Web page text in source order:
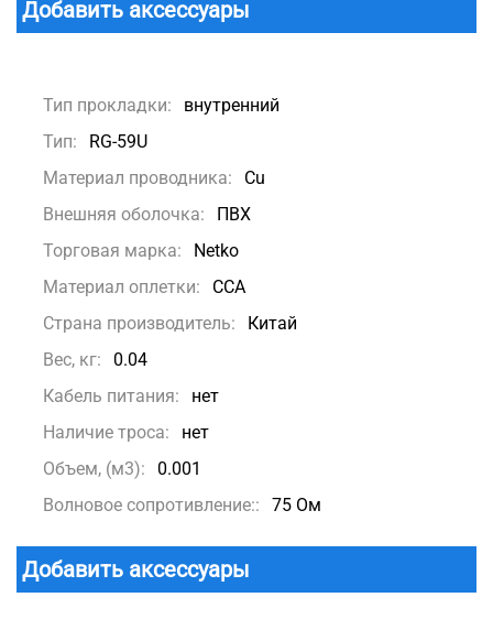
Добавить аксессуары
Тип прокладки:
внутренний
Тип:
RG-59U
Материал проводника:
Сu
Внешняя оболочка:
ПВХ
Торговая марка:
Netko
Материал оплетки:
CCA
Страна производитель:
Китай
Вес, кг:
0.04
Кабель питания:
нет
Наличие троса:
нет
Объем, (м3):
0.001
Волновое сопротивление::
75 Ом
Добавить аксессуары